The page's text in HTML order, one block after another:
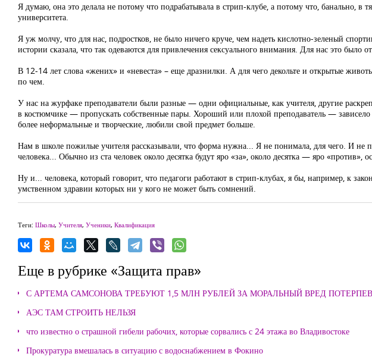
Я думаю, она это делала не потому что подрабатывала в стрип-клубе, а потому что, банально,
университета.
Я уж молчу, что для нас, подростков, не было ничего круче, чем надеть кислотно-зеленый
истории сказала, что так одеваются для привлечения сексуального внимания. Для нас это было
В 12-14 лет слова «жених» и «невеста» – еще дразнилки. А для чего декольте и открытые
по чем.
У нас на журфаке преподаватели были разные — одни официальные, как учителя, другие
в костюмчике — пропускать собственные пары. Хороший или плохой преподаватель — зависело
более неформальные и творческие, любили свой предмет больше.
Нам в школе пожилые учителя рассказывали, что форма нужна... Я не понимала, для чего. И
человека... Обычно из ста человек около десятка будут яро «за», около десятка — яро «против»,
Ну и... человека, который говорит, что педагоги работают в стрип-клубах, я бы, например, к
умственном здравии которых ни у кого не может быть сомнений.
Теги: Школы, Учителя, Ученики, Квалификация
Еще в рубрике «Защита прав»
С АРТЕМА САМСОНОВА ТРЕБУЮТ 1,5 МЛН РУБЛЕЙ ЗА МОРАЛЬНЫЙ ВРЕД
АЭС ТАМ СТРОИТЬ НЕЛЬЗЯ
что известно о страшной гибели рабочих, которые сорвались с 24 этажа во Владивостоке
Прокуратура вмешалась в ситуацию с водоснабжением в Фокино